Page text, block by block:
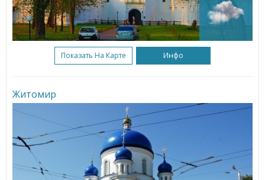
Показать На Карте Инфо
Житомир